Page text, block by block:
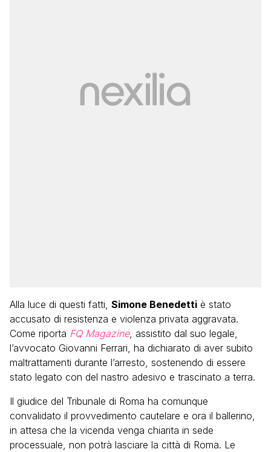
Alla luce di questi fatti, Simone Benedetti è stato
accusato di resistenza e violenza privata aggravata.
Come riporta FQ Magazine, assistito dal suo legale,
l’avvocato Giovanni Ferrari, ha dichiarato di aver subito
maltrattamenti durante l’arresto, sostenendo di essere
stato legato con del nastro adesivo e trascinato a terra.
Il giudice del Tribunale di Roma ha comunque
convalidato il provvedimento cautelare e ora il ballerino,
in attesa che la vicenda venga chiarita in sede
processuale, non potrà lasciare la città di Roma. Le